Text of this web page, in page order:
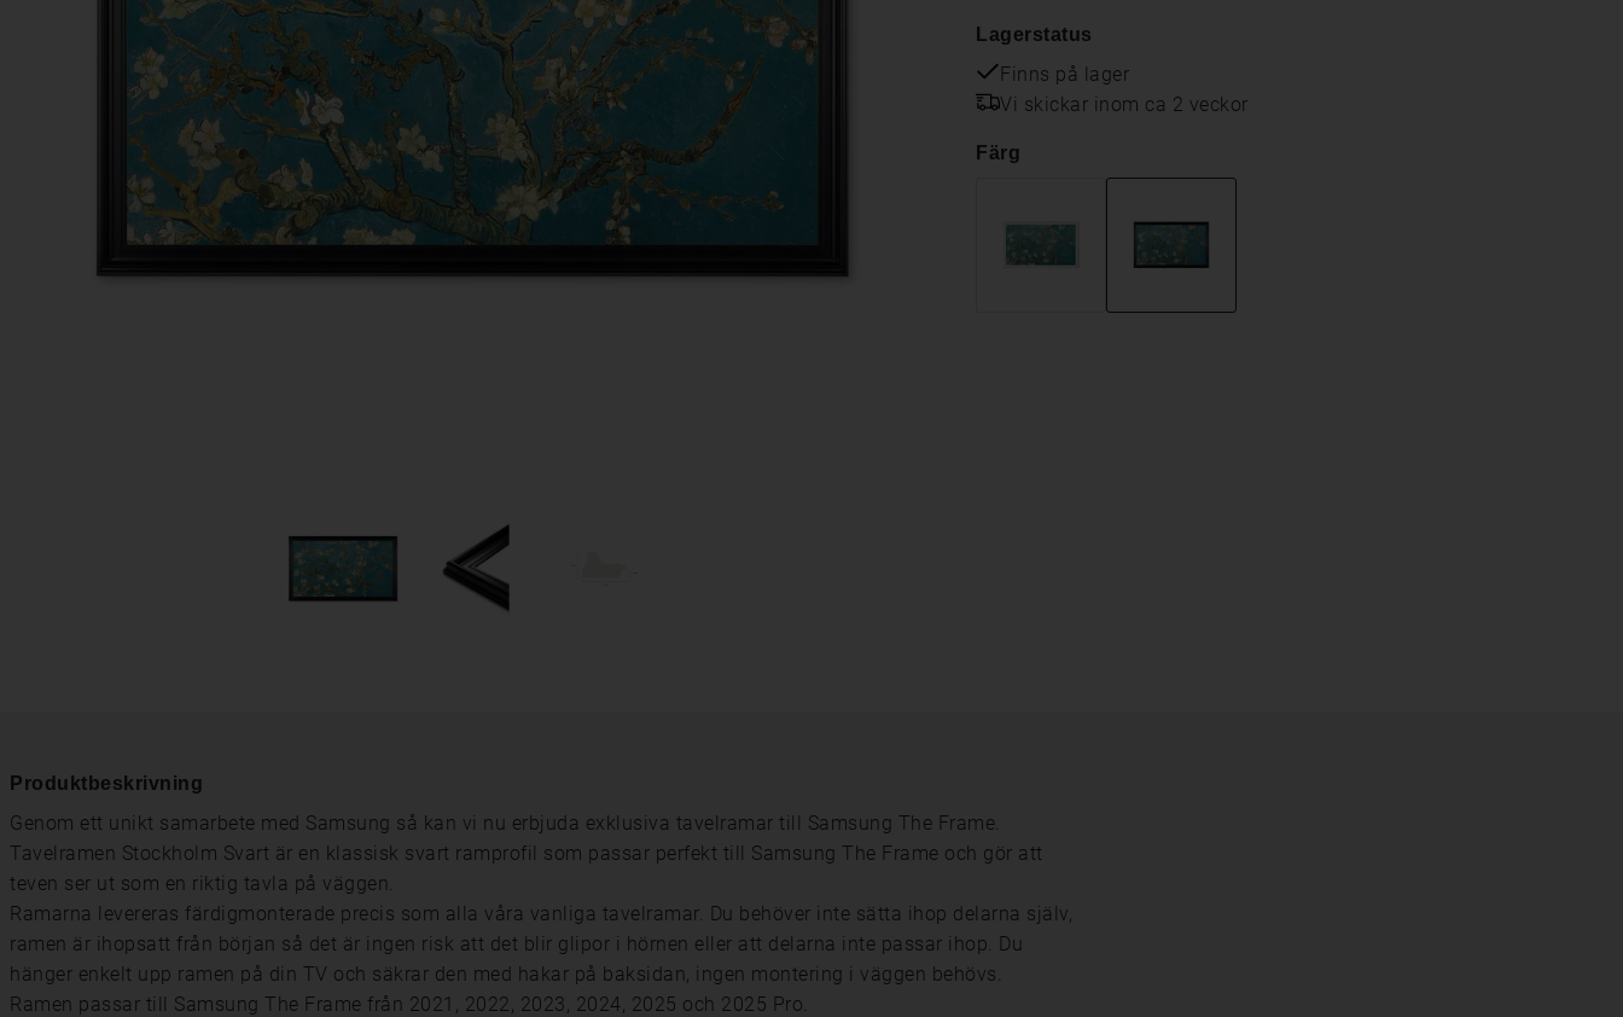
Lagerstatus
Finns på lager
Vi skickar inom ca 2 veckor
Färg
Produktbeskrivning
Genom ett unikt samarbete med Samsung så kan vi nu erbjuda exklusiva tavelramar till Samsung The Frame.
Tavelramen Stockholm Svart är en klassisk svart ramprofil som passar perfekt till Samsung The Frame och gör att
teven ser ut som en riktig tavla på väggen.
Ramarna levereras färdigmonterade precis som alla våra vanliga tavelramar. Du behöver inte sätta ihop delarna själv,
ramen är ihopsatt från början så det är ingen risk att det blir glipor i hörnen eller att delarna inte passar ihop. Du
hänger enkelt upp ramen på din TV och säkrar den med hakar på baksidan, ingen montering i väggen behövs.
Ramen passar till Samsung The Frame från 2021, 2022, 2023, 2024, 2025 och 2025 Pro.